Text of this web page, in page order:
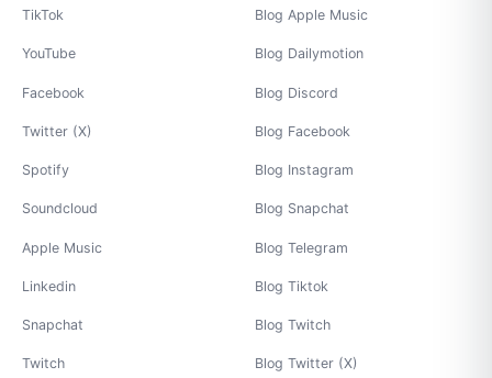
TikTok
YouTube
Facebook
Twitter (X)
Spotify
Soundcloud
Apple Music
Linkedin
Snapchat
Twitch
Blog Apple Music
Blog Dailymotion
Blog Discord
Blog Facebook
Blog Instagram
Blog Snapchat
Blog Telegram
Blog Tiktok
Blog Twitch
Blog Twitter (X)